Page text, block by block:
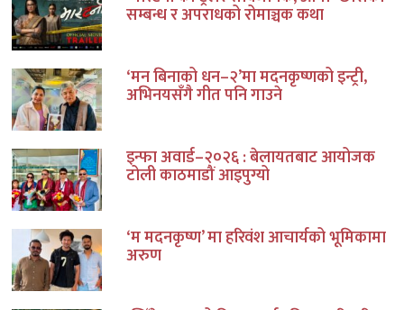
सम्बन्ध र अपराधको रोमाञ्चक कथा
‘मन बिनाको धन–२’मा मदनकृष्णको इन्ट्री,
अभिनयसँगै गीत पनि गाउने
इन्फा अवार्ड–२०२६ : बेलायतबाट आयोजक
टोली काठमाडौं आइपुग्यो
‘म मदनकृष्ण’ मा हरिवंश आचार्यको भूमिकामा
अरुण